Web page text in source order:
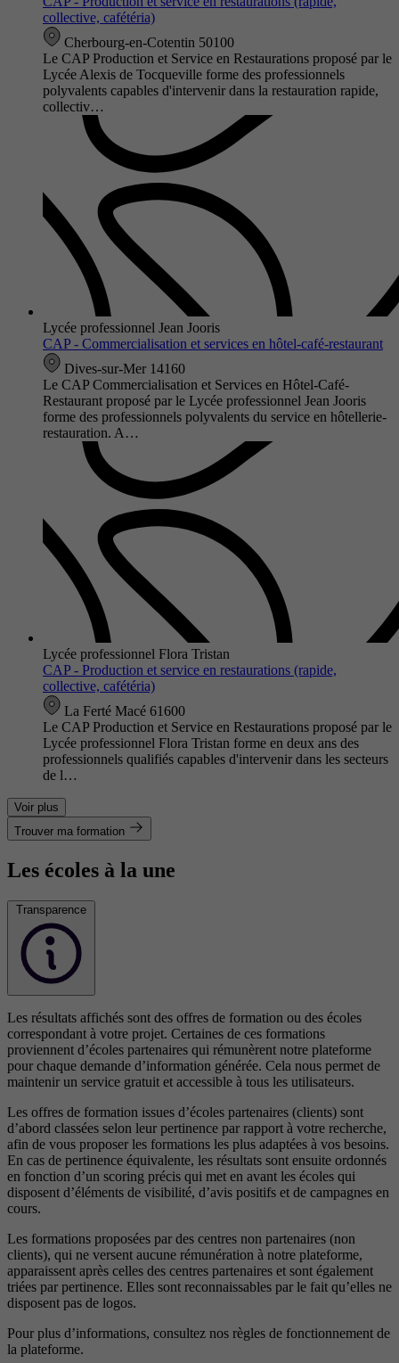
collective, cafétéria)
Cherbourg-en-Cotentin 50100
Le CAP Production et Service en Restaurations proposé par le
Lycée Alexis de Tocqueville forme des professionnels
polyvalents capables d'intervenir dans la restauration rapide,
collectiv…
Lycée professionnel Jean Jooris
CAP - Commercialisation et services en hôtel-café-restaurant
Dives-sur-Mer 14160
Le CAP Commercialisation et Services en Hôtel-Café-
Restaurant proposé par le Lycée professionnel Jean Jooris
forme des professionnels polyvalents du service en hôtellerie-
restauration. A…
Lycée professionnel Flora Tristan
CAP - Production et service en restaurations (rapide,
collective, cafétéria)
La Ferté Macé 61600
Le CAP Production et Service en Restaurations proposé par le
Lycée professionnel Flora Tristan forme en deux ans des
professionnels qualifiés capables d'intervenir dans les secteurs
de l…
Voir plus
Trouver ma formation
Les écoles à la une
Transparence
Les résultats affichés sont des offres de formation ou des écoles
correspondant à votre projet. Certaines de ces formations
proviennent d’écoles partenaires qui rémunèrent notre plateforme
pour chaque demande d’information générée. Cela nous permet de
maintenir un service gratuit et accessible à tous les utilisateurs.
Les offres de formation issues d’écoles partenaires (clients) sont
d’abord classées selon leur pertinence par rapport à votre recherche,
afin de vous proposer les formations les plus adaptées à vos besoins.
En cas de pertinence équivalente, les résultats sont ensuite ordonnés
en fonction d’un scoring précis qui met en avant les écoles qui
disposent d’éléments de visibilité, d’avis positifs et de campagnes en
cours.
Les formations proposées par des centres non partenaires (non
clients), qui ne versent aucune rémunération à notre plateforme,
apparaissent après celles des centres partenaires et sont également
triées par pertinence. Elles sont reconnaissables par le fait qu’elles ne
disposent pas de logos.
Pour plus d’informations, consultez nos règles de fonctionnement de
la plateforme.